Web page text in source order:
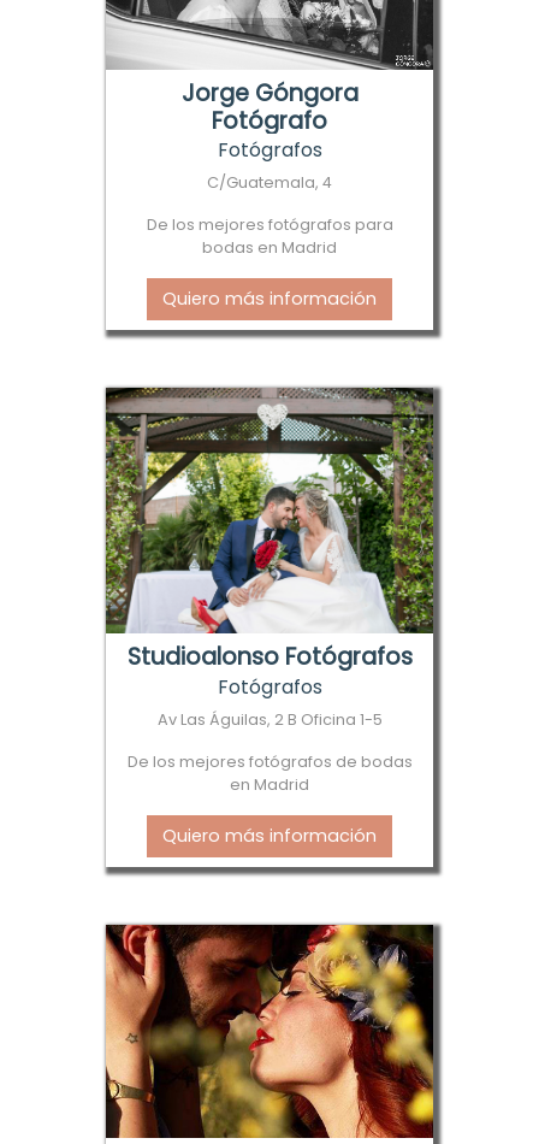
Jorge Góngora
Fotógrafo
Fotógrafos
C/Guatemala, 4
De los mejores fotógrafos para
bodas en Madrid
Quiero más información
Studioalonso Fotógrafos
Fotógrafos
Av Las Águilas, 2 B Oficina 1-5
De los mejores fotógrafos de bodas
en Madrid
Quiero más información